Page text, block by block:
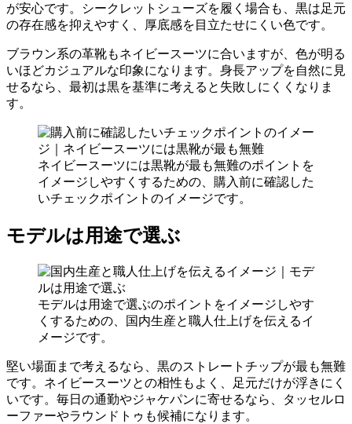
が安心です。シークレットシューズを履く場合も、黒は足元
の存在感を抑えやすく、厚底感を目立たせにくい色です。
ブラウン系の革靴もネイビースーツに合いますが、色が明る
いほどカジュアルな印象になります。身長アップを自然に見
せるなら、最初は黒を基準に考えると失敗しにくくなりま
す。
ネイビースーツには黒靴が最も無難のポイントを
イメージしやすくするための、購入前に確認した
いチェックポイントのイメージです。
モデルは用途で選ぶ
モデルは用途で選ぶのポイントをイメージしやす
くするための、国内生産と職人仕上げを伝えるイ
メージです。
堅い場面まで考えるなら、黒のストレートチップが最も無難
です。ネイビースーツとの相性もよく、足元だけが浮きにく
いです。毎日の通勤やジャケパンに寄せるなら、タッセルロ
ーファーやラウンドトゥも候補になります。